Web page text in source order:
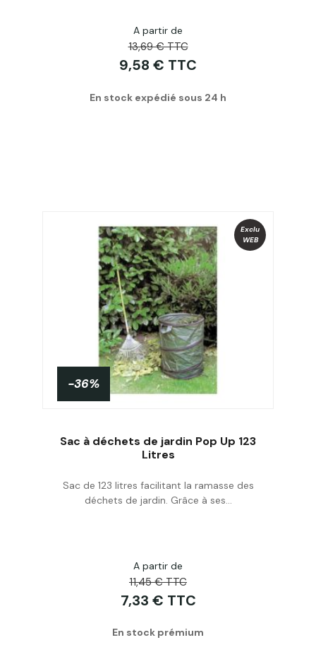
A partir de
13,69 € TTC
9,58 € TTC
En stock expédié sous 24 h
Acheter
Exclu
WEB
-36%
Sac à déchets de jardin Pop Up 123
Litres
Sac de 123 litres facilitant la ramasse des
déchets de jardin. Grâce à ses...
A partir de
11,45 € TTC
7,33 € TTC
En stock prémium